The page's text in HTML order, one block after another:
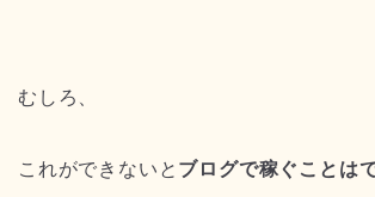
むしろ、
これができないと ブログで稼ぐことは